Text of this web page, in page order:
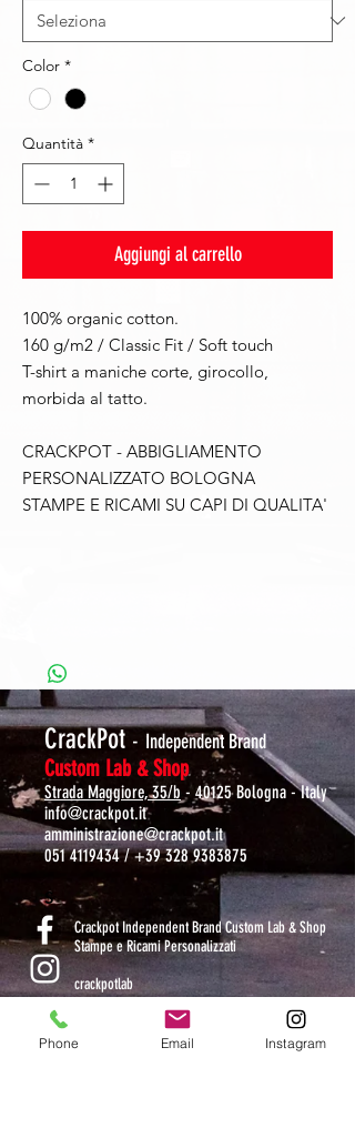
Color *
Quantità *
Aggiungi al carrello
100% organic cotton.
160 g/m2 / Classic Fit / Soft touch
T-shirt a maniche corte, girocollo,
morbida al tatto.
CRACKPOT - ABBIGLIAMENTO
PERSONALIZZATO BOLOGNA
STAMPE E RICAMI SU CAPI DI QUALITA'
CrackPot - Independent Brand
Custom Lab & Shop
Strada Maggiore, 35/b - 40125 Bologna - Italy
info@crackpot.it
amministrazione@crackpot.it
051 4119434/+39 328 9383875
S
Crackpot Independent Brand Custom Lab & Shop
Stampe e Ricami Personalizzati
crackpotlab
Phone Email Instagram